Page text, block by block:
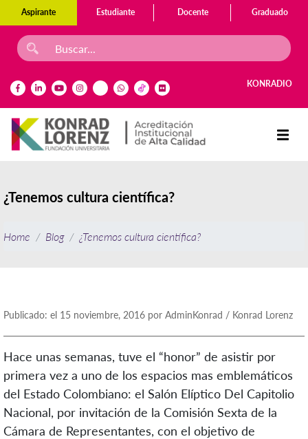
Aspirante Estudiante Docente Graduado
KONRADIO
¿Tenemos cultura científica?
Home Blog ¿Tenemos cultura científica?
Publicado: el 15 noviembre, 2016 por AdminKonrad / Konrad Lorenz
Hace unas semanas, tuve el “honor” de asistir por
primera vez a uno de los espacios mas emblemáticos
del Estado Colombiano: el Salón Elíptico Del Capitolio
Nacional, por invitación de la Comisión Sexta de la
Cámara de Representantes, con el objetivo de